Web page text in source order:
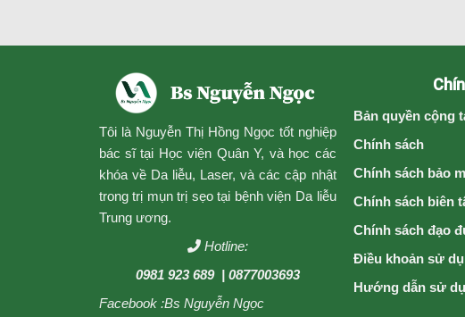
Tôi là Nguyễn Thị Hồng Ngọc tốt nghiệp
bác sĩ tại Học viện Quân Y, và học các
khóa về Da liễu, Laser, và các cập nhật
trong trị mụn trị sẹo tại bệnh viện Da liễu
Trung ương.
Hotline:
0981 923 689| 0877003693
Facebook :Bs Nguyễn Ngọc
Bản quyền cộng
Chính sách
Chính sách bảo
Chính sách biên
Chính sách đạo
Điều khoản sử
Hướng dẫn sử